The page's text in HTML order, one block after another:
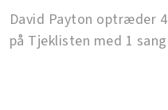
David Payton optræder
på Tjeklisten med 1